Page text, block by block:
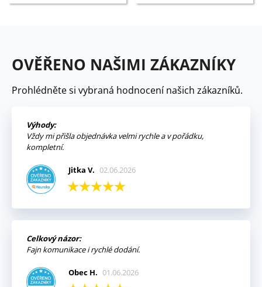
OVĚŘENO NAŠIMI ZÁKAZNÍKY
Prohlédněte si vybraná hodnocení našich zákazníků.
Výhody:
Vždy mi přišla objednávka velmi rychle a v pořádku,
kompletní.
Jitka V. 02.06.2026
Celkový názor:
Fajn komunikace i rychlé dodání.
Obec H. 01.06.2026